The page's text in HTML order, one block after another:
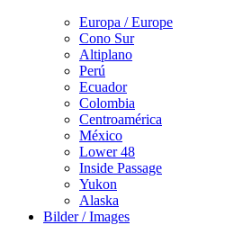
Europa / Europe
Cono Sur
Altiplano
Perú
Ecuador
Colombia
Centroamérica
México
Lower 48
Inside Passage
Yukon
Alaska
Bilder / Images